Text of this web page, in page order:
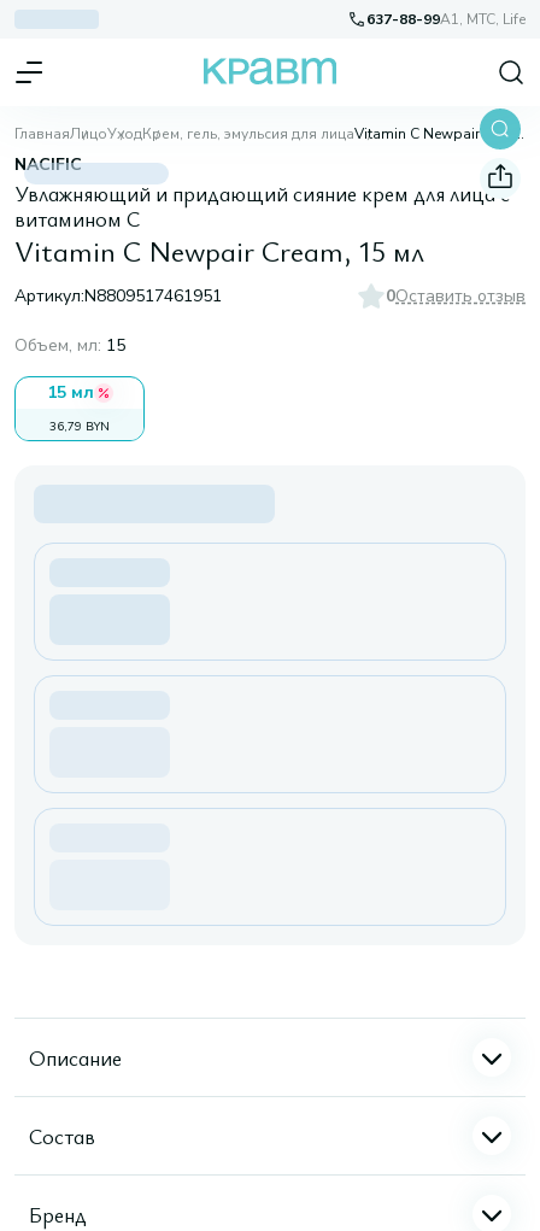
637-88-99A1, МТС, Life
ГлавнаяЛицоУходКрем, гель, эмульсия для лица Vitamin C Newpair Cream, 15 мл
NACIFIC
Увлажняющий и придающий сияние крем для лица с
витамином С
Vitamin C Newpair Cream, 15 мл
Артикул:N8809517461951 0Оставить отзыв
Объем, мл: 15
15 мл
36,79 BYN
Описание
Состав
Бренд